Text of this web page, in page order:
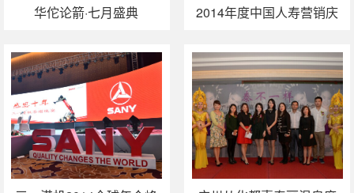
华佗论箭·七月盛典
2014年度中国人寿营销庆